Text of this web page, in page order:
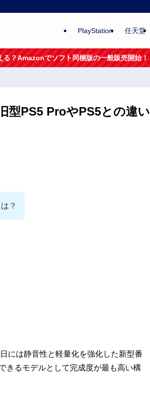
PlayStation 任天堂
？Amazonでソフト同梱版の一般販売開始！
型PS5 ProやPS5との違い
？
には静音性と軽量化を強化した新型番
きるモデルとして完成度が最も高い構